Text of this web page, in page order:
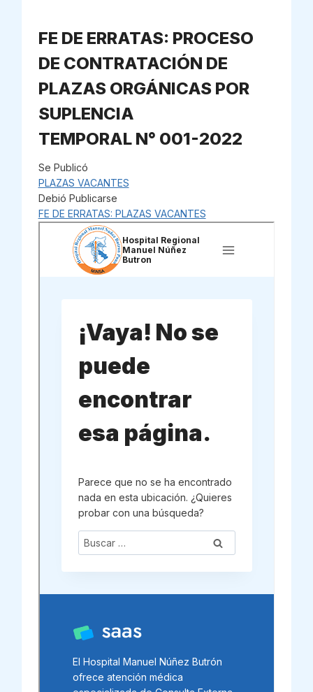
FE DE ERRATAS: PROCESO
DE CONTRATACIÓN DE
PLAZAS ORGÁNICAS POR
SUPLENCIA
TEMPORAL N° 001-2022
Se Publicó
PLAZAS VACANTES
Debió Publicarse
FE DE ERRATAS: PLAZAS VACANTES